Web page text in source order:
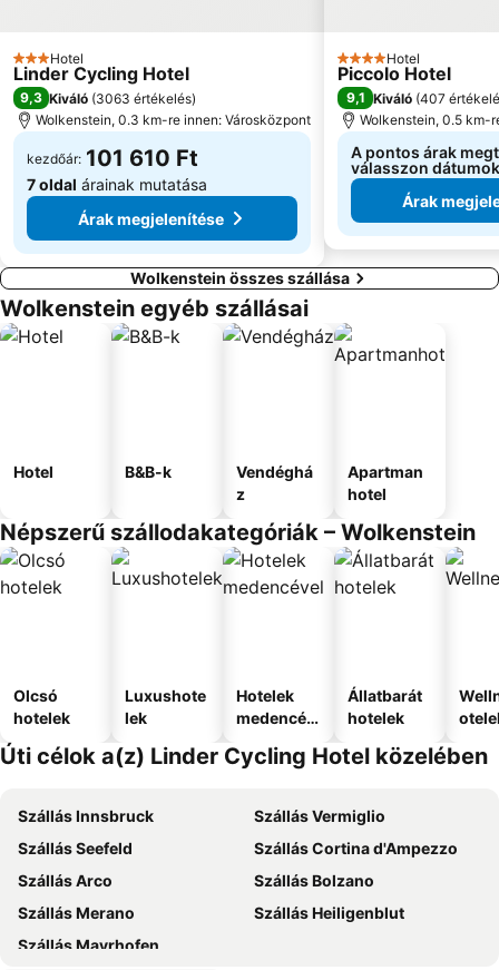
3 Kategória
Hotel
Linder Cycling Hotel
9,3 Kiváló (3063 értékelés)
Wolkenstein, 0.3 km-re innen: Városközpont
kezdőár: 101 610 Ft
7 oldal árainak mutatása
Árak megjelenítése
4 Kategória
Hotel
Piccolo Hotel
9,1 Kiváló (407
Wolkenstein, 0.5 km-
A pontos árak
válasszon
Árak
Wolkenstein összes szállása
Wolkenstein egyéb szállásai
Hotel B&B-k
Vendéghá
z
Apartman
hotel
Népszerű szállodakategóriák – Wolkenstein
Olcsó
hotelek
Luxushote
lek
Hotelek
medencév
Állatbarát
hotelek
Úti célok a(z) Linder Cycling Hotel közelében
Szállás Innsbruck
Szállás Vermiglio
Szállás Seefeld
Szállás Cortina d'Ampezzo
Szállás Arco
Szállás Bolzano
Szállás Merano
Szállás Heiligenblut
Szállás Mayrhofen